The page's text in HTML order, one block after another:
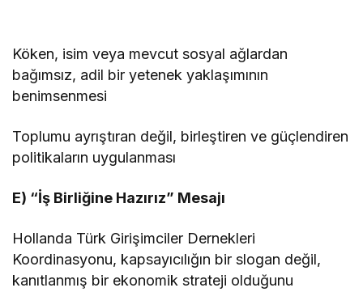
Köken, isim veya mevcut sosyal ağlardan
bağımsız, adil bir yetenek yaklaşımının
benimsenmesi
Toplumu ayrıştıran değil, birleştiren ve güçlendiren
politikaların uygulanması
E) “İş Birliğine Hazırız” Mesajı
Hollanda Türk Girişimciler Dernekleri
Koordinasyonu, kapsayıcılığın bir slogan değil,
kanıtlanmış bir ekonomik strateji olduğunu